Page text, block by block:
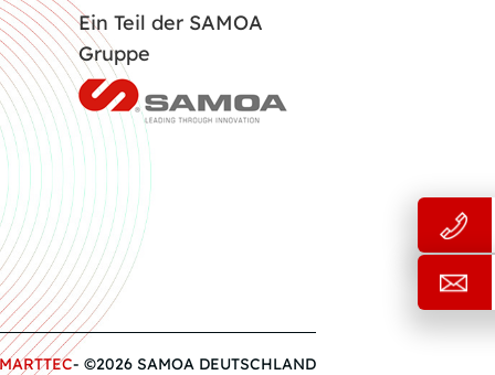
Ein Teil der SAMOA
Gruppe
- ©2026 SAMOA DEUTSCHLAND